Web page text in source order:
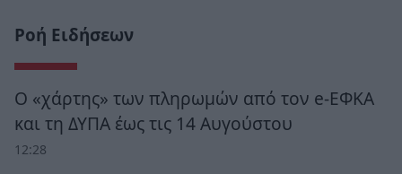
Ροή Ειδήσεων
Ο «χάρτης» των πληρωμών από τον e-ΕΦΚΑ
και τη ΔΥΠΑ έως τις 14 Αυγούστου
12:28